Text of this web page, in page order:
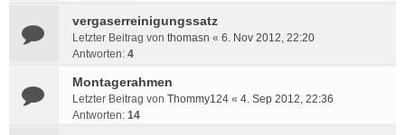
vergaserreinigungssatz
Letzter Beitrag von thomasn « 6. Nov 2012, 22:20
Antworten: 4
Montagerahmen
Letzter Beitrag von Thommy124 « 4. Sep 2012, 22:36
Antworten: 14